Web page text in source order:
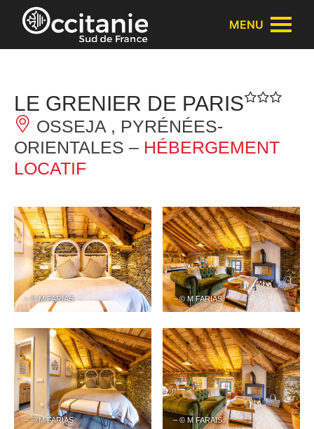
Panneau de gestion des cookies
MENU
LE GRENIER DE PARIS
OSSEJA , PYRÉNÉES-
ORIENTALES – HÉBERGEMENT
LOCATIF
– © M FARIAS – © M FARIAS
– © M FARIAS – © M FARAIS